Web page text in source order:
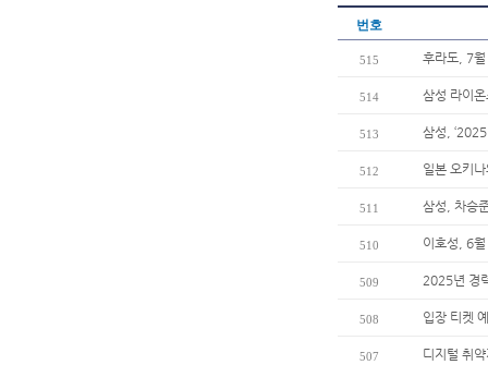
번호
515 후라도, 7
514 삼성 라이
513 삼성,
512 일본 오키
511 삼성, 차승
510 이호성, 6
509 2025년 경
508 입장 티켓
507 디지털 취